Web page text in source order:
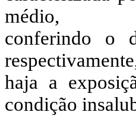
médio,
conferindo o
haja a
condição